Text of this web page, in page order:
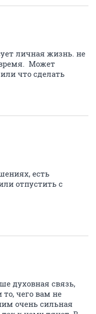
личная жизнь. не
время. Может
что сделать
есть
отпустить с
духовная связь,
чего вам не
очень сильная